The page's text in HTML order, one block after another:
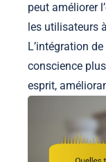
peut améliorer
les utilisateurs
L’intégration
conscience
esprit,